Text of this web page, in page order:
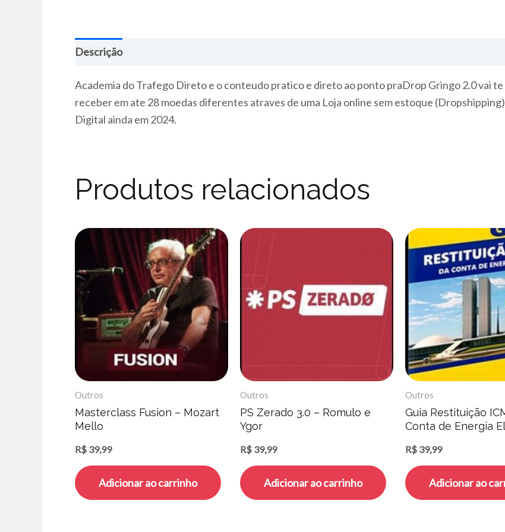
Descrição
Academia do Trafego Direto e o conteudo pratico e direto ao ponto praDrop Gringo 2.0 vai
receber em ate 28 moedas diferentes atraves de uma Loja online sem estoque
Digital ainda em 2024.
Produtos relacionados
Outros
Masterclass Fusion – Mozart
Mello
R$ 39,99
Adicionar ao carrinho
Outros
PS Zerado 3.0 – Romulo e
Ygor
R$ 39,99
Adicionar ao carrinho
Outros
Guia Restituição
Conta de Energia
R$ 39,99
Adicionar ao